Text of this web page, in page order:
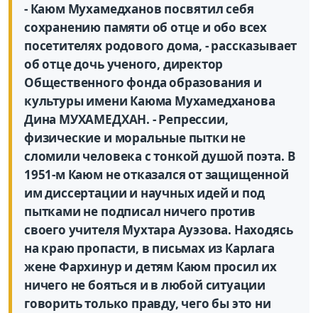
- Каюм Мухамедханов посвятил себя
сохранению памяти об отце и обо всех
посетителях родового дома, - рассказывает
об отце дочь ученого, директор
Общественного фонда образования и
культуры имени Каюма Мухамедханова
Дина МУХАМЕДХАН. - Репрессии,
физические и моральные пытки не
сломили человека с тонкой душой поэта. В
1951-м Каюм не отказался от защищенной
им диссертации и научных идей и под
пытками не подписал ничего против
своего учителя Мухтара Ауэзова. Находясь
на краю пропасти, в письмах из Карлага
жене Фархинур и детям Каюм просил их
ничего не бояться и в любой ситуации
говорить только правду, чего бы это ни